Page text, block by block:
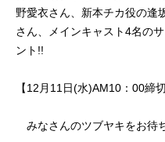
野愛衣さん、新本チカ役の逢
さん、メインキャスト4名の
ント!!
【12月11日(水)AM10：00締
みなさんのツブヤキをお待